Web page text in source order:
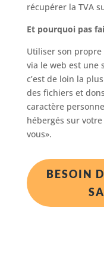
récupérer la TVA
Et pourquoi pas
Utiliser son
via le web est une
c’est de loin la
des fichiers et
caractère
hébergés sur
vous».
BESOIN